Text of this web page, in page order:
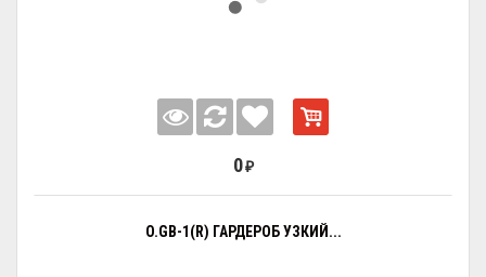
0 ₽
O.GB-1(R) ГАРДЕРОБ УЗКИЙ...